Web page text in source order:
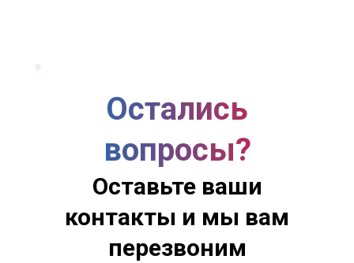
Остались
вопросы?
Оставьте ваши
контакты и мы вам
перезвоним